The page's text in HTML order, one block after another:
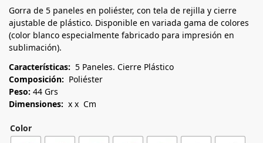
Gorra de 5 paneles en poliéster, con tela de rejilla y cierre
ajustable de plástico. Disponible en variada gama de colores
(color blanco especialmente fabricado para impresión en
sublimación).
Características: 5 Paneles. Cierre Plástico
Composición: Poliéster
Peso: 44 Grs
Dimensiones: x x Cm
Color